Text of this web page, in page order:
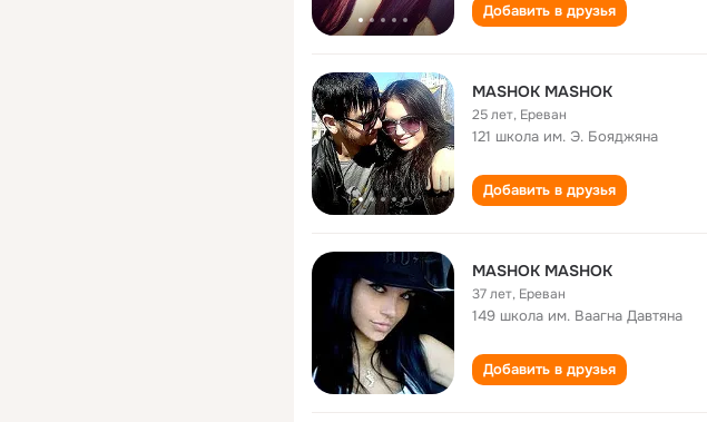
Добавить в друзья
MASHOK MASHOK
25 лет, Ереван
121 школа им. Э. Бояджяна
Добавить в друзья
MASHOK MASHOK
37 лет, Ереван
149 школа им. Ваагна Давтяна
Добавить в друзья